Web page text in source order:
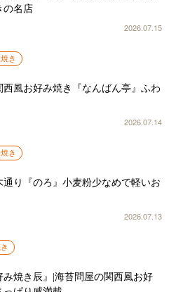
の名店
2026.07.15
き
西風お好み焼き『なんばん亭』ふわ
2026.07.14
き
通り『のろ』小麦粉少なめで軽いお
2026.07.13
み焼き辰』|海苔問屋の関西風お好